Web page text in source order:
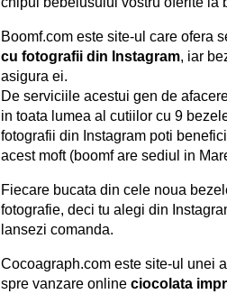
Boomf.com este site-ul care ofera
cu fotografii din Instagram, iar
asigura ei.
De serviciile acestui gen de
in toata lumea al cutiilor cu 9
fotografii din Instagram poti
acest moft (boomf are sediul in
Fiecare bucata din cele noua
fotografie, deci tu alegi din
lansezi comanda.
Cocoagraph.com este site-ul unei
spre vanzare online ciocolata